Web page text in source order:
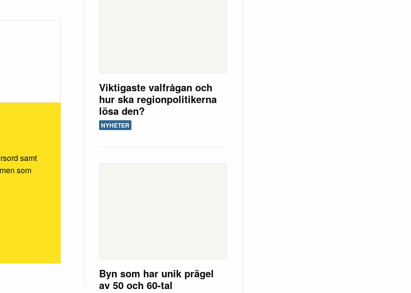
samt
som
Viktigaste valfrågan och
hur ska regionpolitikerna
lösa den?
NYHETER
Byn som har unik prägel
av 50 och 60-tal